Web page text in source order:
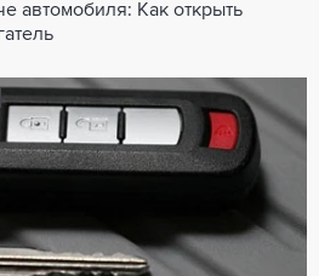
автомобиля: Как открыть